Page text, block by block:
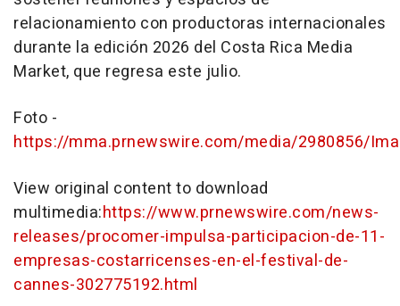
relacionamiento con productoras internacionales
durante la edición 2026 del Costa Rica Media
Market, que regresa este julio.
Foto -
https://mma.prnewswire.com/media/2980856/
View original content to download
multimedia:https://www.prnewswire.com/news-
releases/procomer-impulsa-participacion-de-11-
empresas-costarricenses-en-el-festival-de-
cannes-302775192.html